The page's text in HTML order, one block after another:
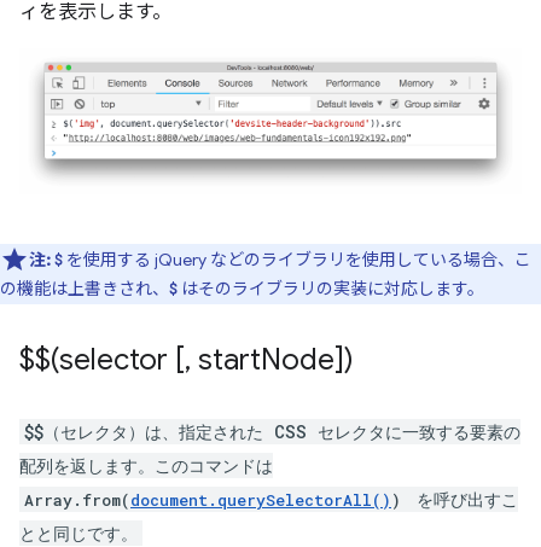
ィを表示します。
注:$ を使用する jQuery などのライブラリを使用している場合、こ
の機能は上書きされ、 $ はそのライブラリの実装に対応します。
$$(selector [, startNode])
$$（セレクタ）は、指定された CSS セレクタに一致する要素の
配列を返します。このコマンドは
Array.from(document.querySelectorAll() )
を呼び出すこ
とと同じです。